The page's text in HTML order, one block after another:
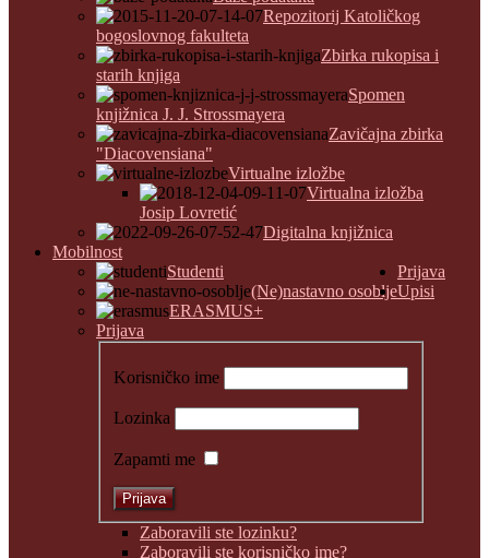
Repozitorij Katoličkog
bogoslovnog fakulteta
Zbirka rukopisa i
starih knjiga
Spomen
knjižnica J. J. Strossmayera
Zavičajna zbirka
"Diacovensiana"
Virtualne izložbe
Virtualna izložba
Josip Lovretić
Digitalna knjižnica
Mobilnost
Studenti
(Ne)nastavno osoblje
ERASMUS+
Prijava
Prijava
Korisničko ime
Lozinka
Zapamti me
Zaboravili ste lozinku?
Zaboravili ste korisničko ime?
Upisi